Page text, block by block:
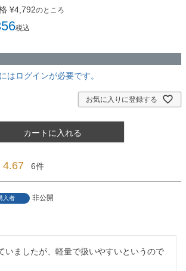
¥4,792のところ
税込
はログインが必要です。
お気に入りに登録する
カートに入れる
4.67 6
入者
非公開
いましたが、軽量で扱いやすいというので